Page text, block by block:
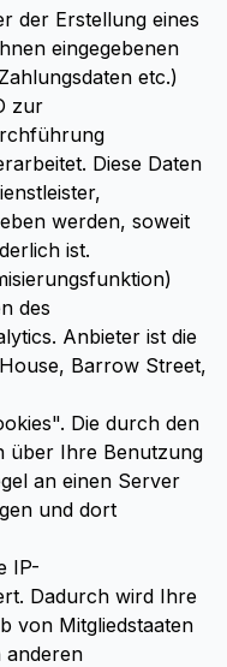
der Erstellung eines
eingegebenen
etc.)
zur
Diese Daten
werden, soweit
ist.
des
Anbieter ist die
Barrow Street,
Die durch den
über Ihre Benutzung
an einen Server
und dort
IP-
Dadurch wird Ihre
von Mitgliedstaaten
anderen